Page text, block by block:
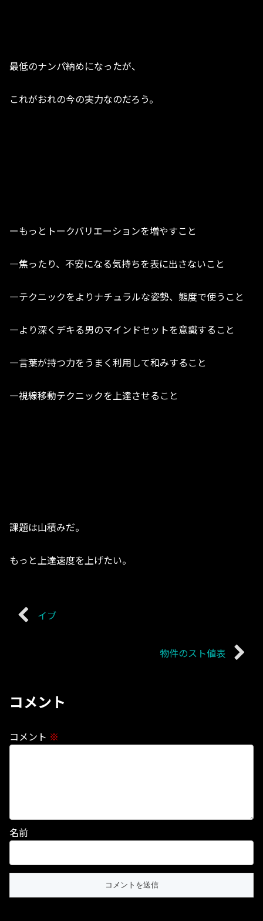
最低のナンパ納めになったが、
これがおれの今の実力なのだろう。
ーもっとトークバリエーションを増やすこと
―焦ったり、不安になる気持ちを表に出さないこと
―テクニックをよりナチュラルな姿勢、態度で使うこと
―より深くデキる男のマインドセットを意識すること
―言葉が持つ力をうまく利用して和みすること
―視線移動テクニックを上達させること
課題は山積みだ。
もっと上達速度を上げたい。
イブ
物件のスト値表
コメント
コメント ※
名前